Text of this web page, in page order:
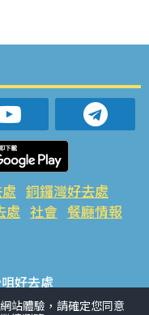
銅鑼灣好去處
處 社會 餐廳情報
好去處
旺角好去處 社會
站體驗，請確定您同意